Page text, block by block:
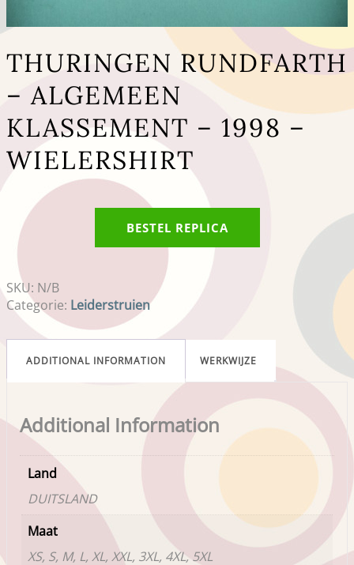
THURINGEN RUNDFARTH
– ALGEMEEN
KLASSEMENT – 1998 –
WIELERSHIRT
BESTEL REPLICA
SKU: N/B
Categorie: Leiderstruien
ADDITIONAL INFORMATION WERKWIJZE
Additional Information
Land
DUITSLAND
Maat
XS, S, M, L, XL, XXL, 3XL, 4XL, 5XL